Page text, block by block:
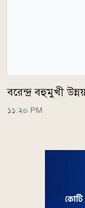
বরেন্দ্র বহুমুখী
১১:২০ PM